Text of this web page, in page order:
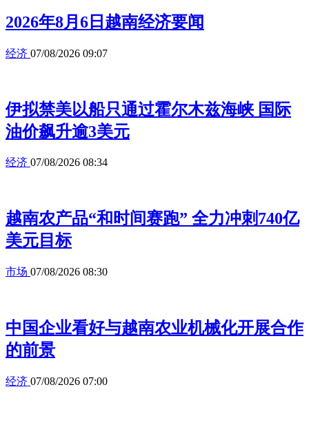
2026年8月6日越南经济要闻
经济 07/08/2026 09:07
伊拟禁美以船只通过霍尔木兹海峡 国际
油价飙升逾3美元
经济 07/08/2026 08:34
越南农产品“和时间赛跑” 全力冲刺740亿
美元目标
市场 07/08/2026 08:30
中国企业看好与越南农业机械化开展合作
的前景
经济 07/08/2026 07:00